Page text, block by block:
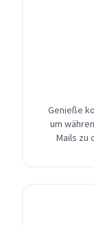
Genieße
um
Mails zu